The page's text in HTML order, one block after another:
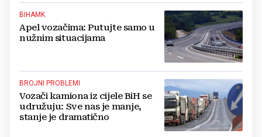
BIHAMK
Apel vozačima: Putujte samo u
nužnim situacijama
BROJNI PROBLEMI
Vozači kamiona iz cijele BiH se
udružuju: Sve nas je manje,
stanje je dramatično